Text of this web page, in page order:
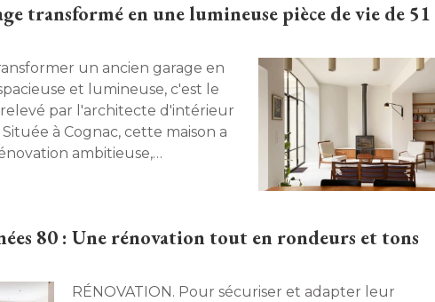
transformé en une lumineuse pièce de vie de 51
et lumineuse, c'est le
par l'architecte d'intérieur
à Cognac, cette maison a
ambitieuse,
80 : Une rénovation tout en rondeurs et tons
RÉNOVATION. Pour sécuriser et adapter leur